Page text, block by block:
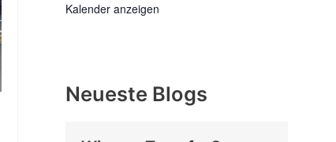
Kalender anzeigen
Neueste Blogs